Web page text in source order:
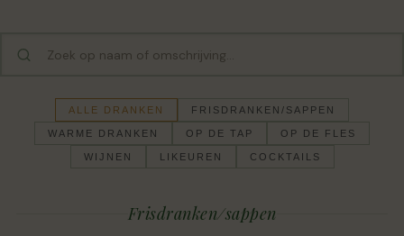
ALLE DRANKEN FRISDRANKEN/SAPPEN
WARME DRANKEN OP DE TAP OP DE FLES
WIJNEN LIKEUREN COCKTAILS
Frisdranken/sappen